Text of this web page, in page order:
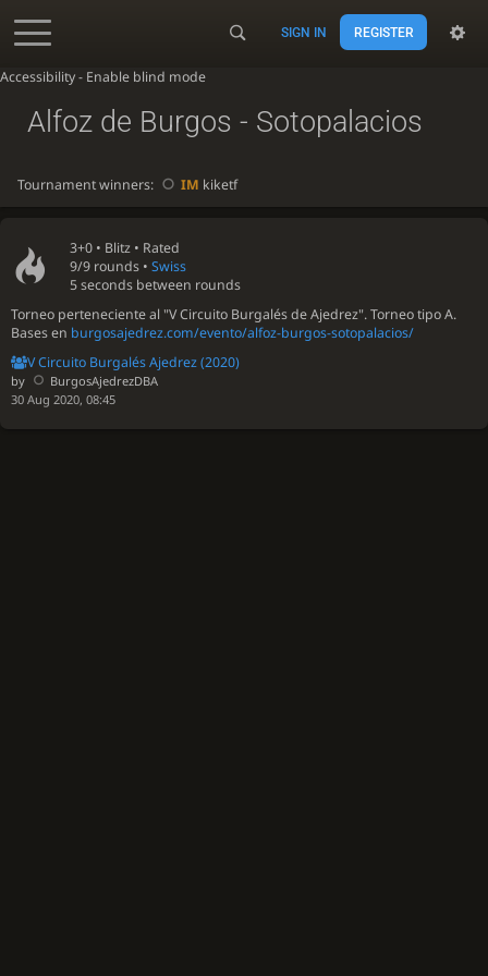
Accessibility - Enable blind mode
SIGN IN REGISTER
3+0 • Blitz • Rated
9/9 rounds •Swiss
5 seconds between rounds
Torneo perteneciente al "V Circuito Burgalés de Ajedrez". Torneo tipo A.
Bases en burgosajedrez.com/evento/alfoz-burgos-sotopalacios/
V Circuito Burgalés Ajedrez (2020)
by
BurgosAjedrezDBA
30 Aug 2020, 08:45
Alfoz de Burgos - Sotopalacios
Tournament winners: IM kiketf